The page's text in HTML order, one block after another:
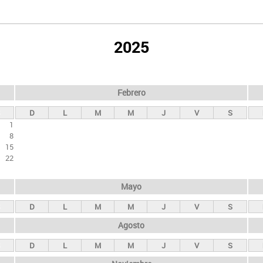
2025
1
8
15
22
Febrero
D L M M J V S
Mayo
D L M M J V S
Agosto
D L M M J V S